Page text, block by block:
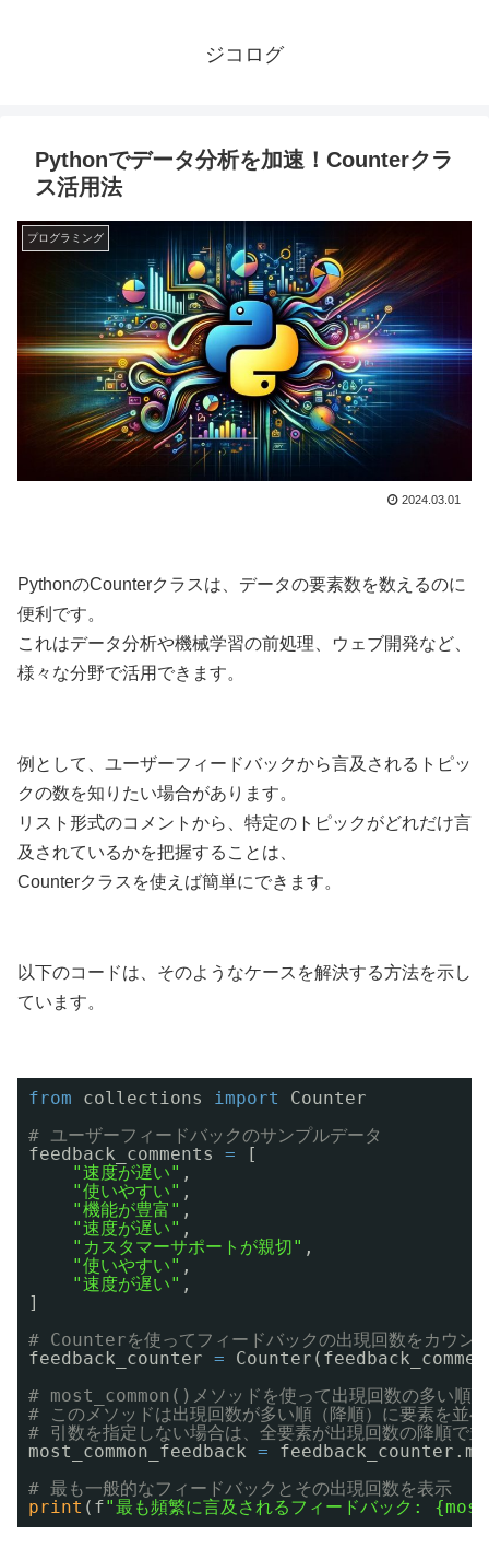
ジコログ
Pythonでデータ分析を加速！Counterクラ
ス活用法
プログラミング
2024.03.01
PythonのCounterクラスは、データの要素数を数えるのに
便利です。
これはデータ分析や機械学習の前処理、ウェブ開発など、
様々な分野で活用できます。
例として、ユーザーフィードバックから言及されるトピッ
クの数を知りたい場合があります。
リスト形式のコメントから、特定のトピックがどれだけ言
及されているかを把握することは、
Counterクラスを使えば簡単にできます。
以下のコードは、そのようなケースを解決する方法を示し
ています。
from collections import
Counter
# ユーザーフィードバックのサンプルデータ
feedback_comments =
[
"速度が遅い" ,
"使いやすい" ,
"機能が豊富" ,
"速度が遅い" ,
"カスタマーサポートが親切" ,
"使いやすい" ,
"速度が遅い" ,
]
# Counterを使ってフィードバックの出現回数をカウン
feedback_counter =
# most_common()メソッドを使って出現回数の多い順
# このメソッドは出現回数が多い順（降順）に要素を並
# 引数を指定しない場合は、全要素が出現回数の降順で
most_common_feedback =
# 最も一般的なフィードバックとその出現回数を表示
print (f"最も頻繁に言及されるフィードバック: